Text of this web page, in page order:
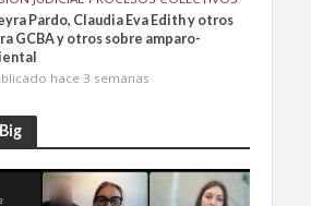
Pardo, Claudia Eva Edith y otros
GCBA y otros sobre amparo-
hace 3 semanas